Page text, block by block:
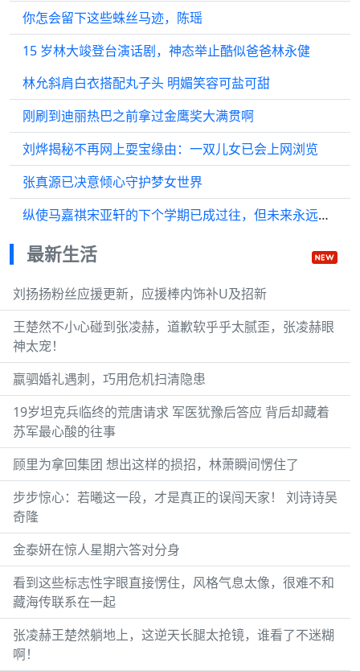
你怎会留下这些蛛丝马迹，陈瑶
15 岁林大竣登台演话剧，神态举止酷似爸爸林永健
林允斜肩白衣搭配丸子头 明媚笑容可盐可甜
刚刷到迪丽热巴之前拿过金鹰奖大满贯啊
刘烨揭秘不再网上耍宝缘由：一双儿女已会上网浏览
张真源已决意倾心守护梦女世界
纵使马嘉祺宋亚轩的下个学期已成过往，但未来永远在前方铺展
最新生活
刘扬扬粉丝应援更新，应援棒内饰补U及招新
王楚然不小心碰到张凌赫，道歉软乎乎太腻歪，张凌赫眼
神太宠！
嬴驷婚礼遇刺，巧用危机扫清隐患
19岁坦克兵临终的荒唐请求 军医犹豫后答应 背后却藏着
苏军最心酸的往事
顾里为拿回集团 想出这样的损招，林萧瞬间愣住了
步步惊心：若曦这一段，才是真正的误闯天家！ 刘诗诗吴
奇隆
金泰妍在惊人星期六答对分身
看到这些标志性字眼直接愣住，风格气息太像，很难不和
藏海传联系在一起
张凌赫王楚然躺地上，这逆天长腿太抢镜，谁看了不迷糊
啊！